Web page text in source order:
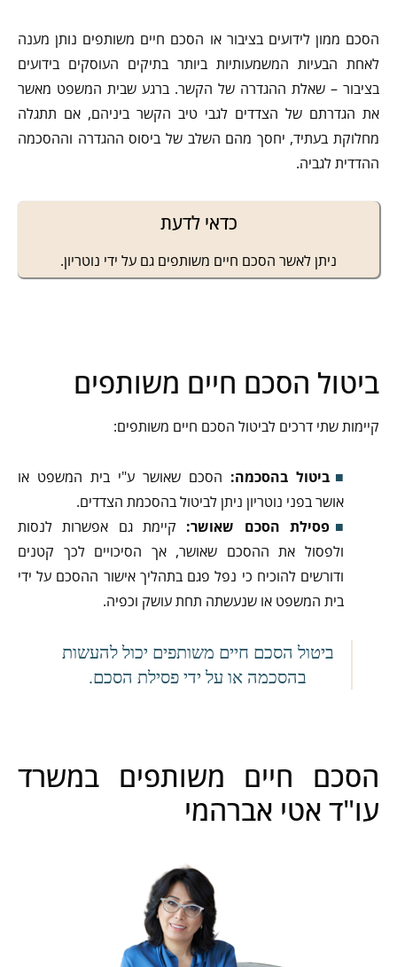
הסכם ממון לידועים בציבור או הסכם חיים משותפים נותן מענה
לאחת הבעיות המשמעותיות ביותר בתיקים העוסקים בידועים
בציבור – שאלת ההגדרה של הקשר. ברגע שבית המשפט מאשר
את הגדרתם של הצדדים לגבי טיב הקשר ביניהם, אם תתגלה
מחלוקת בעתיד, יחסך מהם השלב של ביסוס ההגדרה וההסכמה
ההדדית לגביה.
כדאי לדעת
ניתן לאשר הסכם חיים משותפים גם על ידי נוטריון.
ביטול הסכם חיים משותפים
קיימות שתי דרכים לביטול הסכם חיים משותפים:
ביטול בהסכמה: הסכם שאושר ע"י בית המשפט או
אושר בפני נוטריון ניתן לביטול בהסכמת הצדדים.
פסילת הסכם שאושר: קיימת גם אפשרות לנסות
ולפסול את ההסכם שאושר, אך הסיכויים לכך קטנים
ודורשים להוכיח כי נפל פגם בתהליך אישור ההסכם על ידי
בית המשפט או שנעשתה תחת עושק וכפיה.
ביטול הסכם חיים משותפים יכול להעשות
בהסכמה או על ידי פסילת הסכם.
הסכם חיים משותפים במשרד
עו"ד אטי אברהמי